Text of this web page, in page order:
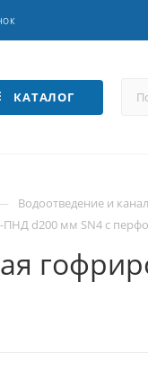
КАТАЛОГ
Водоотведение и
d200 мм SN4 с